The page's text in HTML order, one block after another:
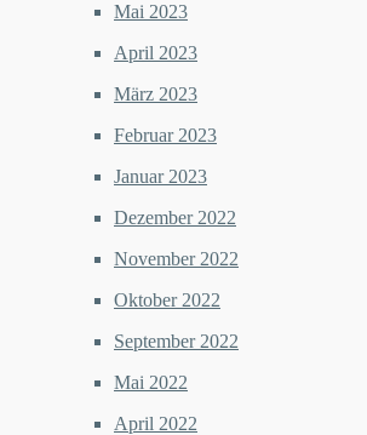
Mai 2023
April 2023
März 2023
Februar 2023
Januar 2023
Dezember 2022
November 2022
Oktober 2022
September 2022
Mai 2022
April 2022